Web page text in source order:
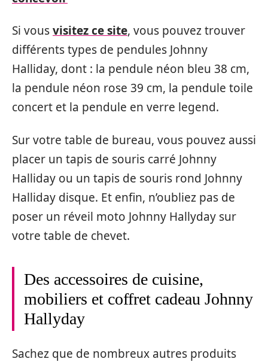
Si vousvisitez ce site, vous pouvez trouver
différents types de pendules Johnny
Halliday, dont : la pendule néon bleu 38 cm,
la pendule néon rose 39 cm, la pendule toile
concert et la pendule en verre legend.
Sur votre table de bureau, vous pouvez aussi
placer un tapis de souris carré Johnny
Halliday ou un tapis de souris rond Johnny
Halliday disque. Et enfin, n’oubliez pas de
poser un réveil moto Johnny Hallyday sur
votre table de chevet.
Des accessoires de cuisine,
mobiliers et coffret cadeau Johnny
Hallyday
Sachez que de nombreux autres produits